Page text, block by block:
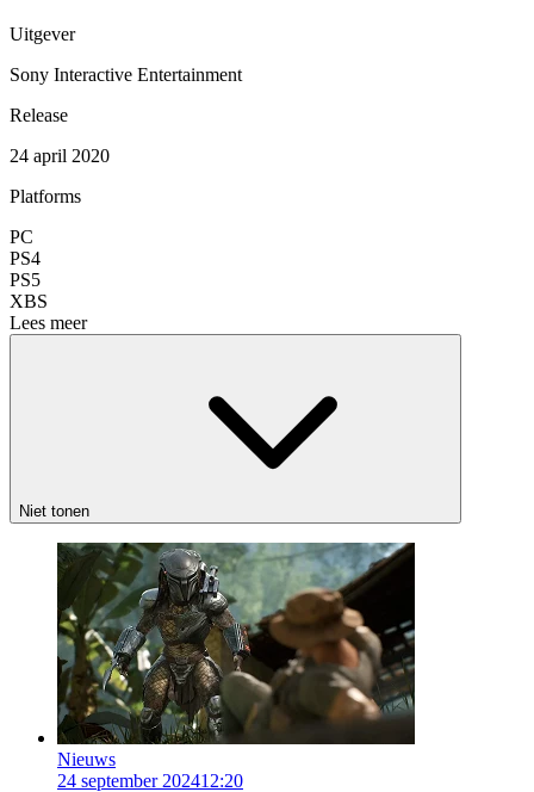
Uitgever
Sony Interactive Entertainment
Release
24 april 2020
Platforms
PC
PS4
PS5
XBS
Lees meer
Niet tonen
Nieuws
24 september 202412:20